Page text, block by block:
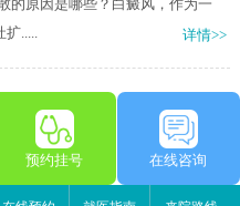
的原因是哪些？白癜风，作为一
.....
详情>>
预约挂号 在线咨询